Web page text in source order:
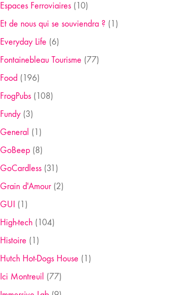
Espaces Ferroviaires(10)
Et de nous qui se souviendra ? (1)
Everyday Life (6)
Fontainebleau Tourisme (77)
Food (196)
FrogPubs(108)
Fundy(3)
General (1)
GoBeep(8)
GoCardless(31)
Grain d'Amour(2)
GUI (1)
High-tech(104)
Histoire (1)
Hutch Hot-Dogs House (1)
Ici Montreuil (77)